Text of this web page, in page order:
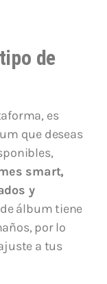
de
es
que deseas
smart,
y
álbum tiene
por lo
a tus